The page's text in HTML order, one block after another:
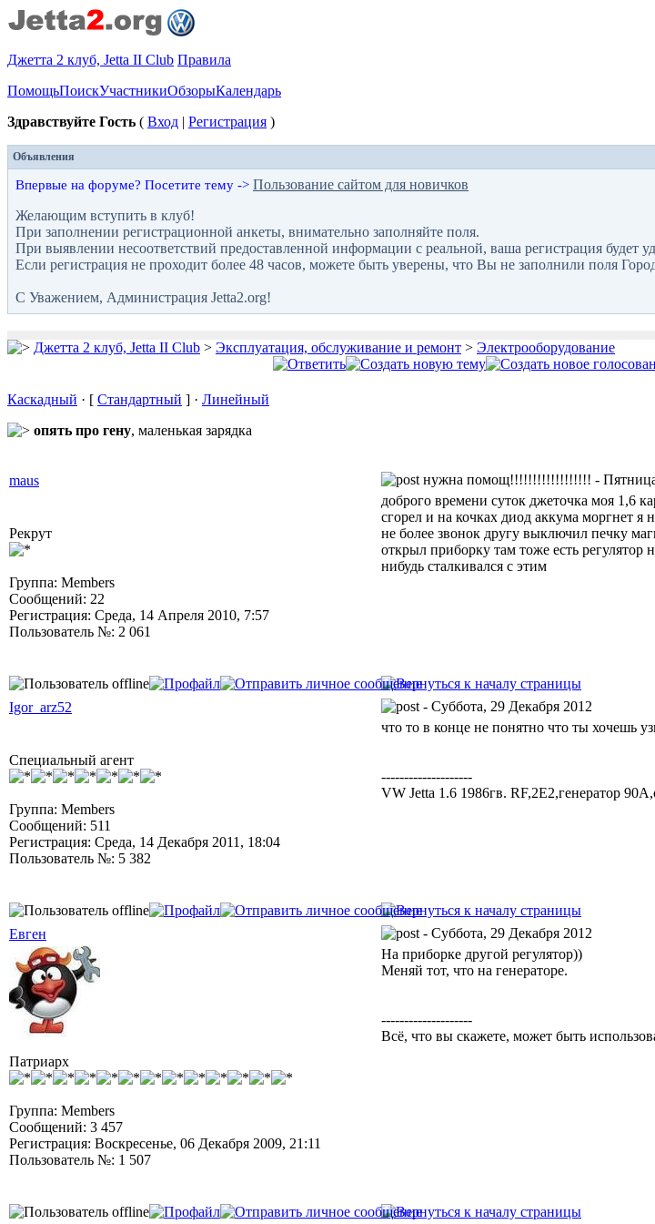
Джетта 2 клуб, Jetta II Club Правила
ПомощьПоискУчастникиОбзорыКалендарь
Здравствуйте Гость ( Вход | Регистрация )
Объявления
Впервые на форуме? Посетите тему -> Пользование сайтом для новичков
Желающим вступить в клуб!
При заполнении регистрационной анкеты, внимательно заполняйте поля.
При выявлении несоответствий предоставленной информации с реальной, ваша регистрация будет
Если регистрация не проходит более 48 часов, можете быть уверены, что Вы не заполнили поля
С Уважением, Администрация Jetta2.org!
Джетта 2 клуб, Jetta II Club > Эксплуатация, обслуживание и ремонт > Электрооборудование
Каскадный · [ Стандартный ] · Линейный
опять про гену, маленькая зарядка
maus
нужна помощ!!!!!!!!!!!!!!!!!! -
Рекрут
Группа: Members
Сообщений: 22
Регистрация: Среда, 14 Апреля 2010, 7:57
Пользователь №: 2 061
доброго времени суток джеточка моя 1,6
сгорел и на кочках диод аккума моргнет
не более звонок другу выключил печку
открыл приборку там тоже есть регулятор
нибудь сталкивался с этим
Igor_arz52 - Суббота, 29 Декабря 2012
Специальный агент
Группа: Members
Сообщений: 511
Регистрация: Среда, 14 Декабря 2011, 18:04
Пользователь №: 5 382
что то в конце не понятно что ты хочешь
--------------------
VW Jetta 1.6 1986гв. RF,2Е2,генератор
Евген - Суббота, 29 Декабря 2012
Патриарх
Группа: Members
Сообщений: 3 457
Регистрация: Воскресенье, 06 Декабря 2009, 21:11
Пользователь №: 1 507
На приборке другой регулятор))
Меняй тот, что на генераторе.
--------------------
Всё, что вы скажете, может быть